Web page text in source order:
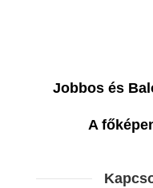
Jobbos és
A